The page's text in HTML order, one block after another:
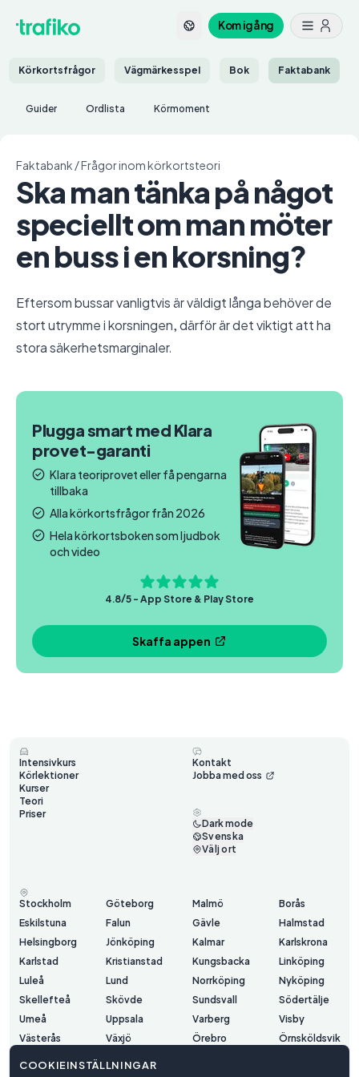
Kom igång
Körkortsfrågor Vägmärkesspel Bok Faktabank
Guider Ordlista Körmoment
Faktabank /Frågor inom körkortsteori
Ska man tänka på något
speciellt om man möter
en buss i en korsning?
Eftersom bussar vanligtvis är väldigt långa behöver de
stort utrymme i korsningen, därför är det viktigt att ha
stora säkerhetsmarginaler.
Plugga smart med Klara
provet-garanti
Klara teoriprovet eller få pengarna
tillbaka
Alla körkortsfrågor från 2026
Hela körkortsboken som ljudbok
och video
4.8/5 - App Store & Play Store
Skaffa appen
Intensivkurs
Körlektioner
Kurser
Teori
Priser
Kontakt
Jobba med oss
Dark mode
Svenska
Välj ort
Stockholm Göteborg Malmö
Borås
Eskilstuna
Falun Gävle
Halmstad
Helsingborg
Jönköping Kalmar
Karlskrona
Karlstad
Kristianstad Kungsbacka
Linköping
Luleå
Lund Norrköping
Nyköping
Skellefteå
Skövde Sundsvall
Södertälje
Umeå
Uppsala Varberg
Visby
Västerås
Växjö Örebro
Örnsköldsvik
COOKIEINSTÄLLNINGAR